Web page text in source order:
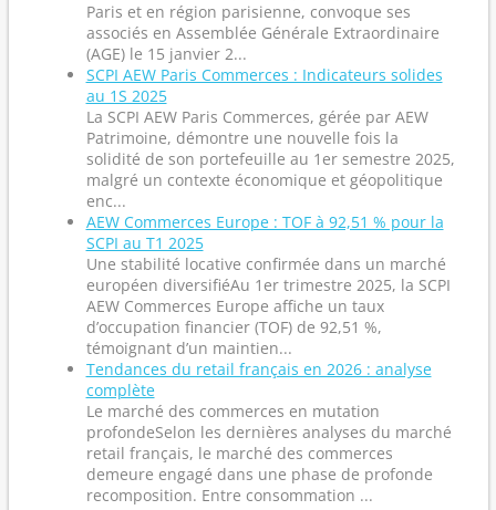
Paris et en région parisienne, convoque ses
associés en Assemblée Générale Extraordinaire
(AGE) le 15 janvier 2...
SCPI AEW Paris Commerces : Indicateurs solides
au 1S 2025
La SCPI AEW Paris Commerces, gérée par AEW
Patrimoine, démontre une nouvelle fois la
solidité de son portefeuille au 1er semestre 2025,
malgré un contexte économique et géopolitique
enc...
AEW Commerces Europe : TOF à 92,51 % pour la
SCPI au T1 2025
Une stabilité locative confirmée dans un marché
européen diversifiéAu 1er trimestre 2025, la SCPI
AEW Commerces Europe affiche un taux
d’occupation financier (TOF) de 92,51 %,
témoignant d’un maintien...
Tendances du retail français en 2026 : analyse
complète
Le marché des commerces en mutation
profondeSelon les dernières analyses du marché
retail français, le marché des commerces
demeure engagé dans une phase de profonde
recomposition. Entre consommation ...